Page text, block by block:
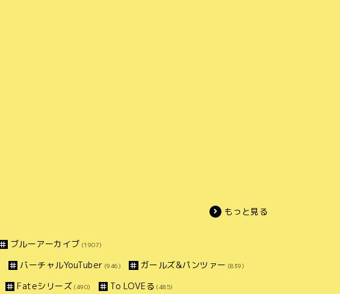
もっと見る
ブルーアーカイブ (1907)
バーチャルYouTuber (946) ガールズ&パンツァー (839)
Fateシリーズ (490) To LOVEる (485)